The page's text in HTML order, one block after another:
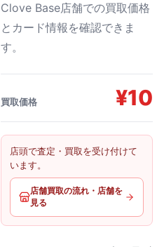
Clove Base店舗での買取価格
とカード情報を確認できま
す。
買取価格 ¥10
店頭で査定・買取を受け付けて
います。
店舗買取の流れ・店舗を
見る